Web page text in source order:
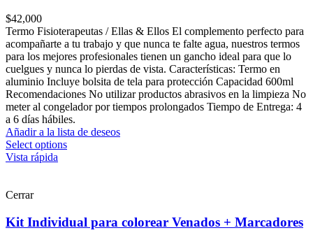
$42,000
Termo Fisioterapeutas / Ellas & Ellos El complemento perfecto para
acompañarte a tu trabajo y que nunca te falte agua, nuestros termos
para los mejores profesionales tienen un gancho ideal para que lo
cuelgues y nunca lo pierdas de vista. Características: Termo en
aluminio Incluye bolsita de tela para protección Capacidad 600ml
Recomendaciones No utilizar productos abrasivos en la limpieza No
meter al congelador por tiempos prolongados Tiempo de Entrega: 4
a 6 días hábiles.
Añadir a la lista de deseos
Select options
Vista rápida
Cerrar
Kit Individual para colorear Venados + Marcadores